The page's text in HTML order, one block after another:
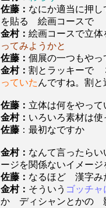
佐藤： なにか適当に押
を貼る 絵画コースで
金村： 絵画コースで立
ってみようかと
佐藤： 個展の一つもや
金村： 割とラッキーで
っていた んですね。割
佐藤： 立体は何をやっ
金村： いろいろ素材は
佐藤 ：最初なですか
金村： なんて言ったら
ージを関係ないイメ
佐藤： なるほど 漢字
金村： そういう ゴッチャ
か ディシャンとかの